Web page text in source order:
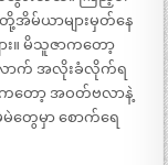
အိမ်ယာများမှတ်နေ
။ မိသူဇာကတော့
လောက် အလိုးခံလိုက်ရ
တော့ အဝတ်ဗလာနဲ့
တွေမှာ စောက်ရေ